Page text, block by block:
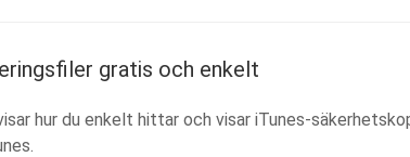
gratis och enkelt
hur du enkelt hittar och visar iTunes-